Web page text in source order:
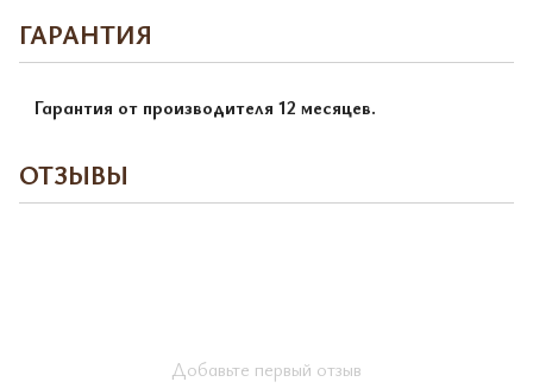
ГАРАНТИЯ
Гарантия от производителя 12 месяцев.
ОТЗЫВЫ
Добавьте первый отзыв